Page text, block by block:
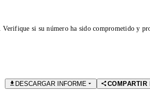
si su número ha sido comprometido y
DESCARGAR INFORME COMPARTIR